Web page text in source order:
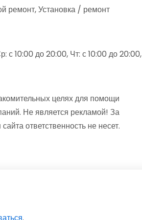
ремонт, Установка / ремонт
с 10:00 до 20:00, Чт: с 10:00 до 20:00,
целях для помощи
Не является рекламой! За
ответственность не несет.